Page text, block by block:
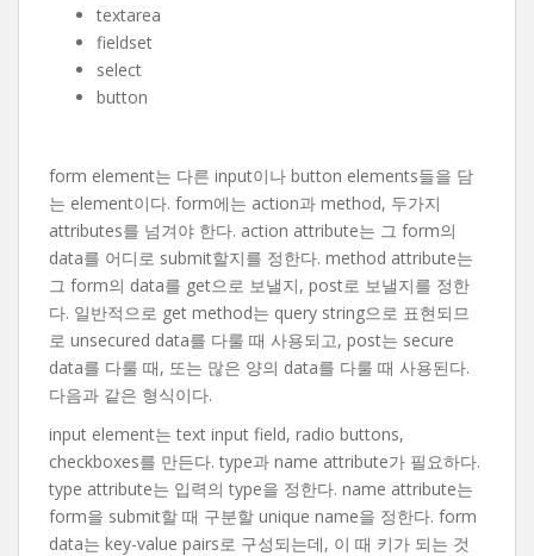
textarea
fieldset
select
button
form element는 다른 input이나 button elements들을 담
는 element이다. form에는 action과 method, 두가지
attributes를 넘겨야 한다. action attribute는 그 form의
data를 어디로 submit할지를 정한다. method attribute는
그 form의 data를 get으로 보낼지, post로 보낼지를 정한
다. 일반적으로 get method는 query string으로 표현되므
로 unsecured data를 다룰 때 사용되고, post는 secure
data를 다룰 때, 또는 많은 양의 data를 다룰 때 사용된다.
다음과 같은 형식이다.
input element는 text input field, radio buttons,
checkboxes를 만든다. type과 name attribute가 필요하다.
type attribute는 입력의 type을 정한다. name attribute는
form을 submit할 때 구분할 unique name을 정한다. form
data는 key-value pairs로 구성되는데, 이 때 키가 되는 것